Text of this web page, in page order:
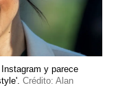
y parece
Crédito: Alan